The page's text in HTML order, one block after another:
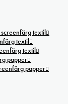
textil
textil
textil
papper
papper